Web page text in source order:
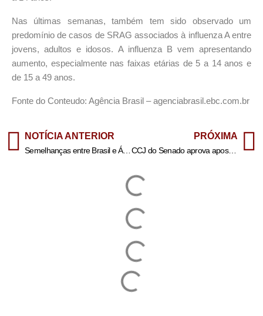
Nas últimas semanas, também tem sido observado um
predomínio de casos de SRAG associados à influenza A entre
jovens, adultos e idosos. A influenza B vem apresentando
aumento, especialmente nas faixas etárias de 5 a 14 anos e
de 15 a 49 anos.
Fonte do Conteudo: Agência Brasil – agenciabrasil.ebc.com.br
NOTÍCIA ANTERIOR
Semelhanças entre Brasil e África do Sul vão além do verde e amarelo
PRÓXIMA
CCJ do Senado aprova aposentadoria especial para agentes de saúde